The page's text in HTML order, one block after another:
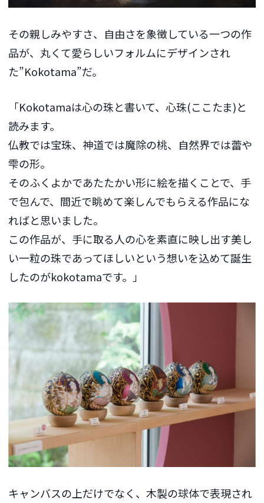
その親しみやすさ、自由さを象徴している一つの作
品が、丸くて愛らしいフォルムにデザインされ
た”Kokotama”だ。
「Kokotamaは心の珠と書いて、心珠(ここたま)と
読みます。
仏教では宝珠、神道では魔除の桃、自然界では蕾や
雫の形。
そのふくよかであたたかい形に絵を描くことで、手
で包んで、間近で眺めて楽しんでもらえる作品にな
ればと思いました。
この作品が、手に取る人の心を素直に映し出す美し
い一粒の珠であってほしいという想いを込めて誕生
したのがkokotamaです。」
キャンバスの上だけでなく、木製の球体で表現され